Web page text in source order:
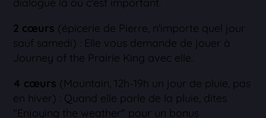
dialogue là où c'est important.
2 cœurs (épicerie de Pierre, n'importe quel jour
sauf samedi) : Elle vous demande de jouer à
Journey of the Prairie King avec elle.
4 cœurs (Mountain, 12h-19h un jour de pluie, pas
en hiver) : Quand elle parle de la pluie, dites
"Enjoying the weather" pour un bonus